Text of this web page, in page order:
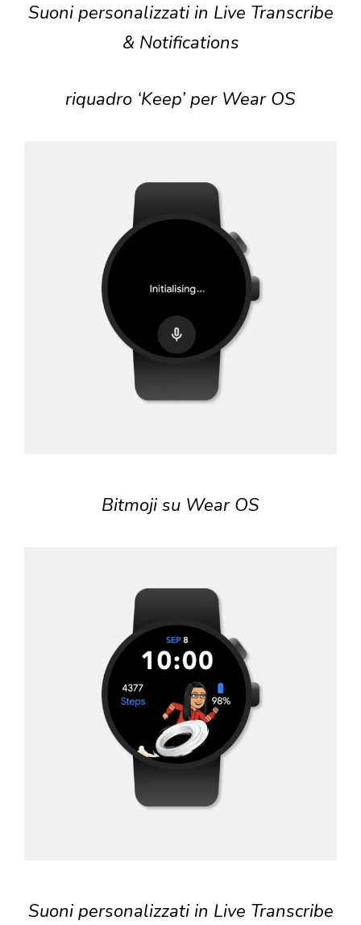
Suoni personalizzati in Live Transcribe
& Notifications
riquadro ‘Keep’ per Wear OS
Bitmoji su Wear OS
Suoni personalizzati in Live Transcribe